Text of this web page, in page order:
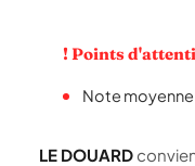
! Points
Note
LE DOUARD